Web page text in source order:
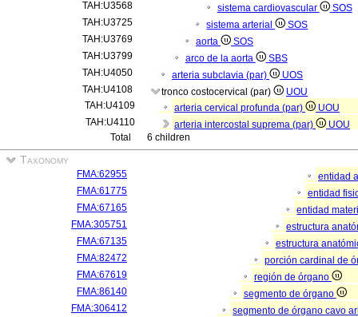
TAH:U3568
sistema cardiovascular
SOS
TAH:U3725
sistema arterial
SOS
TAH:U3769
aorta
SOS
TAH:U3799
arco de la aorta
SBS
TAH:U4050
arteria subclavia (par)
UOS
TAH:U4108
tronco costocervical (par)
UOU
TAH:U4109
arteria cervical profunda (par)
UOU
TAH:U4110
arteria intercostal suprema (par)
UOU
Total
6 children
Taxonomy
FMA:62955
entidad
FMA:61775
entidad
FMA:67165
entidad
FMA:305751
estructura
FMA:67135
estructura
FMA:82472
porción cardinal de
FMA:67619
región de órgano
FMA:86140
segmento de órgano
FMA:306412
segmento de órgano cavo